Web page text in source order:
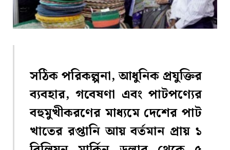
সঠিক পরিকল্পনা, আধুনিক প্রযুক্তির
ব্যবহার, গবেষণা এবং পাটপণ্যের
বহুমুখীকরণের মাধ্যমে দেশের পাট
খাতের রপ্তানি আয় বর্তমান প্রায় ১